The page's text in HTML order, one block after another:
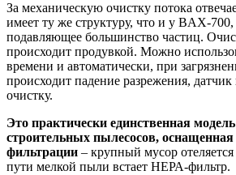
За механическую очистку потока
имеет ту же структуру, что и у BAX-700,
подавляющее большинство частиц.
происходит продувкой. Можно
времени и автоматически, при
происходит падение разрежения, датчик
очистку.
Это практически единственная
строительных пылесосов, оснащенная
фильтрации – крупный мусор
пути мелкой пыли встает НЕРА-фильтр.